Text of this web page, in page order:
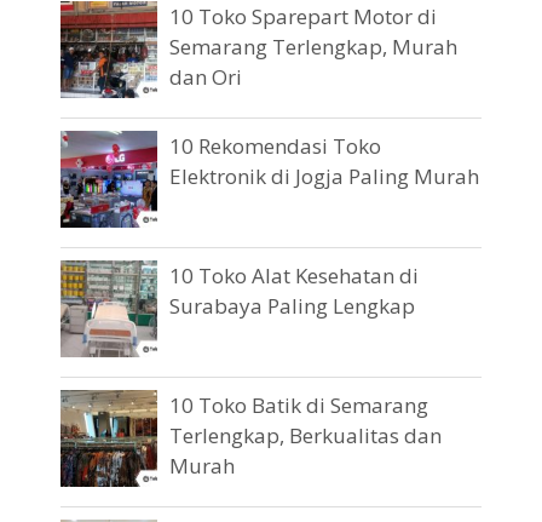
10 Toko Sparepart Motor di
Semarang Terlengkap, Murah
dan Ori
10 Rekomendasi Toko
Elektronik di Jogja Paling Murah
10 Toko Alat Kesehatan di
Surabaya Paling Lengkap
10 Toko Batik di Semarang
Terlengkap, Berkualitas dan
Murah